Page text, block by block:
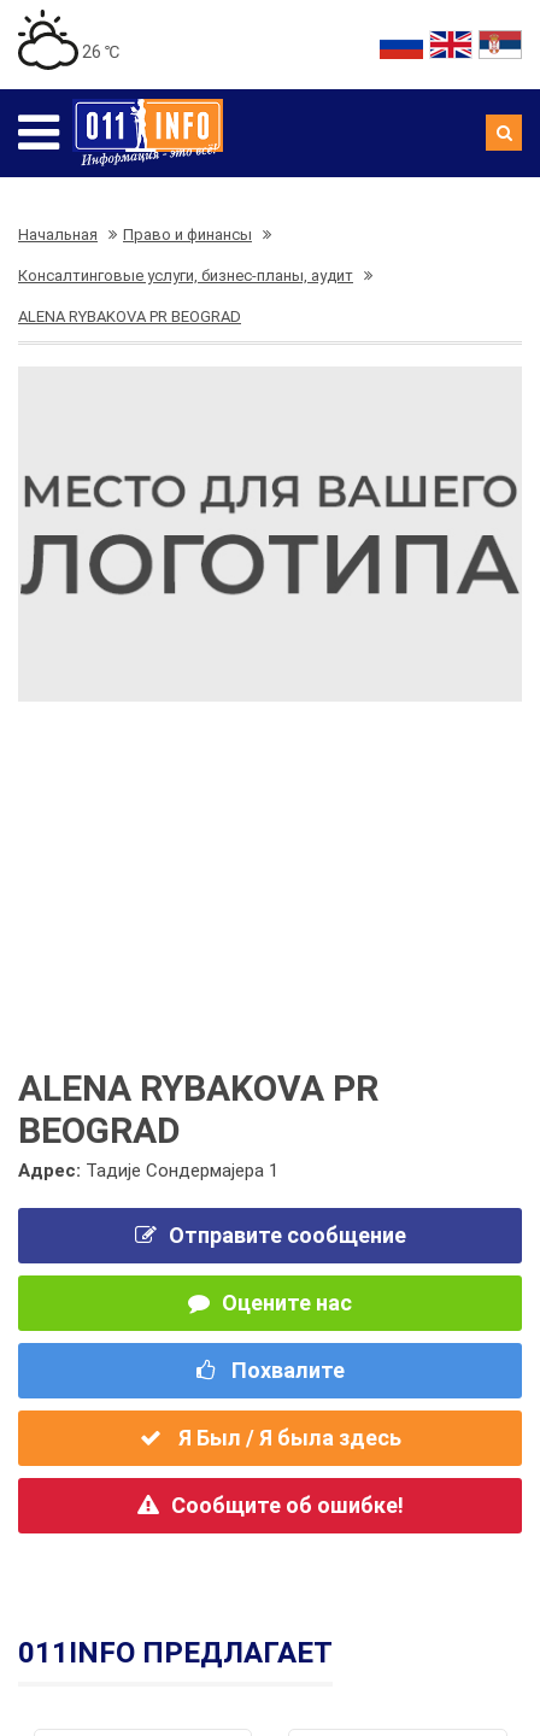
26 ℃
Начальная Право и финансы
Консалтинговые услуги, бизнес-планы, аудит
ALENA RYBAKOVA PR BEOGRAD
ALENA RYBAKOVA PR
BEOGRAD
Адрес: Тадије Сондермајера 1
Отправите сообщение
Оцените нас
Похвалите
Я Был / Я была здесь
Сообщите об ошибке!
011INFO ПРЕДЛАГАЕТ